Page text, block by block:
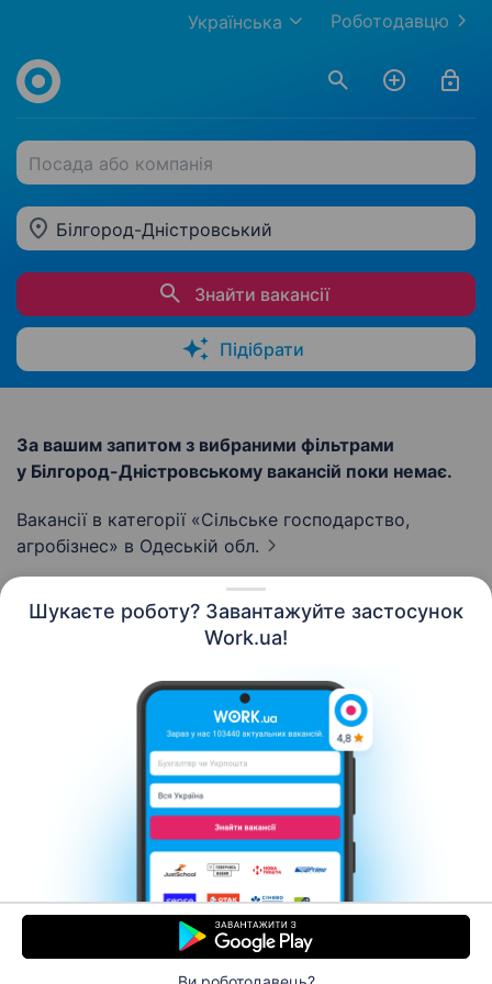
Шукаєте роботу? Завантажуйте застосунок
Work.ua!
Роботодавцю
Українська
Посада або компанія
Білгород-Дністровський
Знайти вакансії
Підібрати
За вашим запитом з вибраними фільтрами
у Білгород-Дністровському вакансій поки немає.
Вакансії в категорії «Сільське господарство,
агробізнес» в Одеській обл.
Контакти Про нас
Кар’єра
Допомога Умови використання